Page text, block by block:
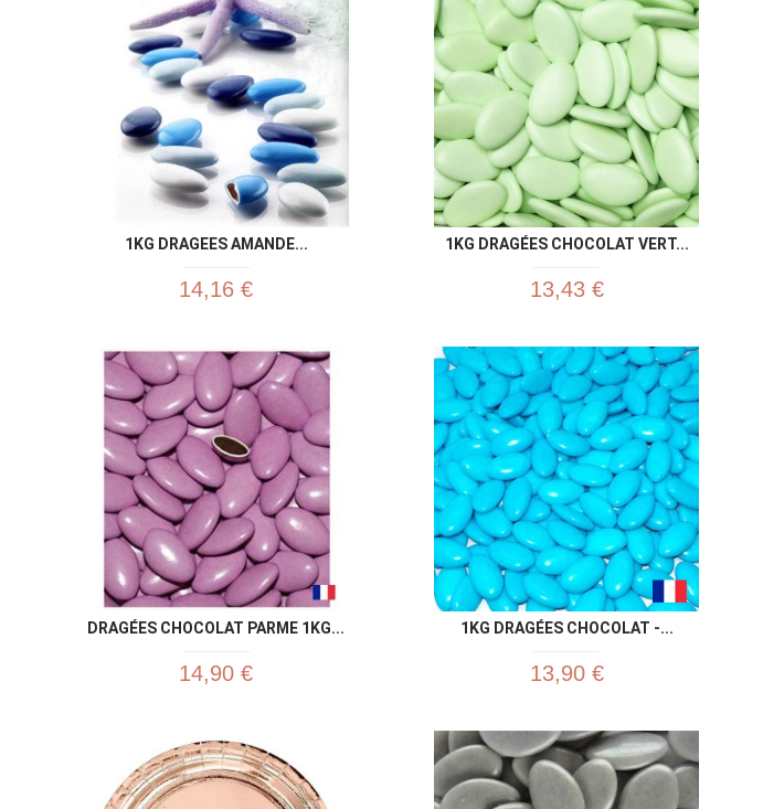
1KG DRAGEES AMANDE...
14,16 €
1KG DRAGÉES CHOCOLAT VERT...
13,43 €
DRAGÉES CHOCOLAT PARME 1KG...
14,90 €
Aperçu rapide
1KG DRAGÉES CHOCOLAT -...
13,90 €
Aperçu rapide